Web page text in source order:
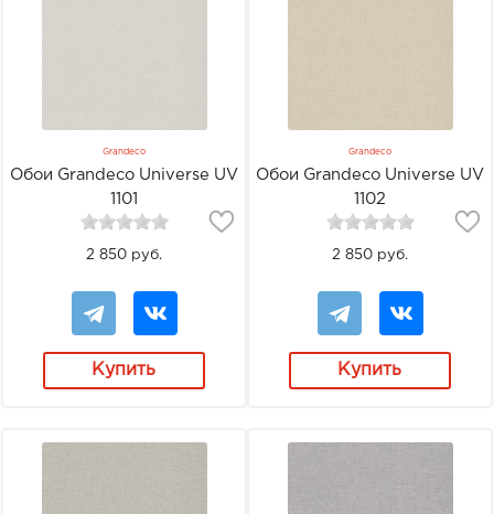
Grandeco
Обои Grandeco Universe UV
1101
2 850 руб.
Купить
Grandeco
Обои Grandeco Universe UV
1102
2 850 руб.
Купить